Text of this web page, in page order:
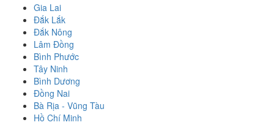
Gia Lai
Đắk Lắk
Đắk Nông
Lâm Đồng
Bình Phước
Tây Ninh
Bình Dương
Đồng Nai
Bà Rịa - Vũng Tàu
Hồ Chí Minh